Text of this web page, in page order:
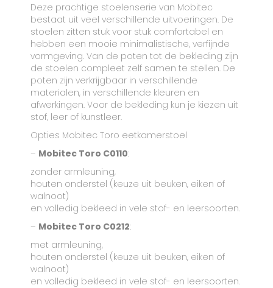
Deze prachtige stoelenserie van Mobitec
bestaat uit veel verschillende uitvoeringen. De
stoelen zitten stuk voor stuk comfortabel en
hebben een mooie minimalistische, verfijnde
vormgeving. Van de poten tot de bekleding zijn
de stoelen compleet zelf samen te stellen. De
poten zijn verkrijgbaar in verschillende
materialen, in verschillende kleuren en
afwerkingen. Voor de bekleding kun je kiezen uit
stof, leer of kunstleer.
Opties Mobitec Toro eetkamerstoel
– Mobitec Toro C0110:
zonder armleuning,
houten onderstel (keuze uit beuken, eiken of
walnoot)
en volledig bekleed in vele stof- en leersoorten.
– Mobitec Toro C0212:
met armleuning,
houten onderstel (keuze uit beuken, eiken of
walnoot)
en volledig bekleed in vele stof- en leersoorten.